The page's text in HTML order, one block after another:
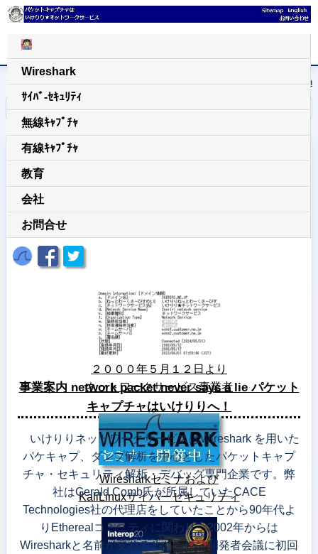
Wireshark
ｻｲﾊﾞ-ｾｷｭﾘﾃｨ
無線ｷｬﾌﾟﾁｬ
有線ｷｬﾌﾟﾁｬ
教育
会社
お問合せ
日本語|English
home /トップページ
２０００年５月１２日より
ネットワークサービス事業者
Wiresharkセミナおよび
KaliLinuxサイバーセキュリティ
事業案内 network packet never says a lie パケット
キャプチャはいけりりへ！
いけりりネットワークサービスはWireshark を用いた
パケキャプ、ダンプ解析を中心としたパケットキャプ
チャ・セキュリティ解析・デバッグ専門企業です。弊
社はGerald Comb氏が所属していたCACE
Technologies社の代理店をしていたことから90年代よ
りEtherealコミニティに関わり、2002年からは
Wiresharkと名前が変わるとともに、開発者会議に初回